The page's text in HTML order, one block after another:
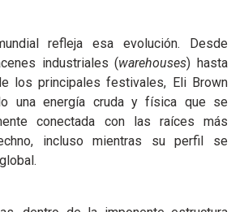
refleja esa evolución. Desde
industriales (warehouses) hasta
los principales festivales, Eli Brown
una energía cruda y física que se
conectada con las raíces más
incluso mientras su perfil se